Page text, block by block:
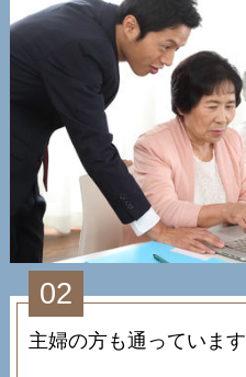
02
主婦の方も通っています